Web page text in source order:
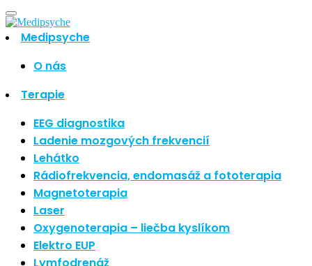
Medipsyche
O nás
Terapie
EEG diagnostika
Ladenie mozgových frekvencií
Lehátko
Rádiofrekvencia, endomasáž a fototerapia
Magnetoterapia
Laser
Oxygenoterapia – liečba kyslíkom
Elektro EUP
Blog
Hľadať
Najnovšie články
Nové polarizované svetlo
So psoriázou netreba žiť
Rozšírenie služieb
Hudba a vývoj mozgu
Najnovšie komentáre